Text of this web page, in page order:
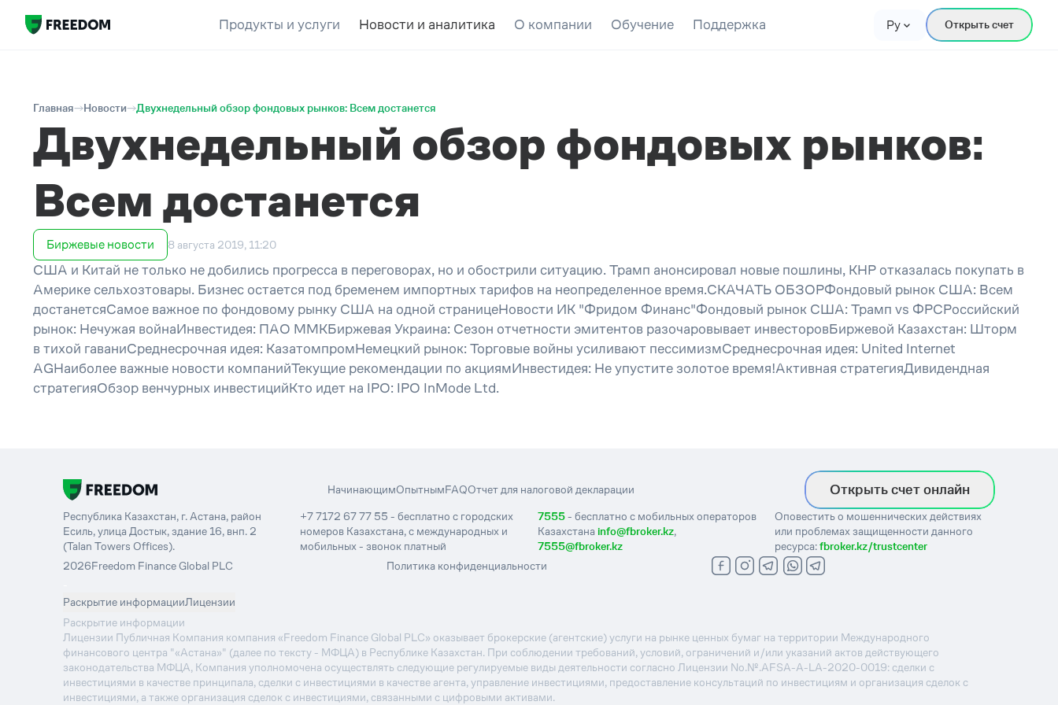
Продукты и услуги Новости и аналитика О компании Обучение Поддержка Ру Открыть счет
Главная Новости Двухнедельный обзор фондовых рынков: Всем достанется
Двухнедельный обзор фондовых рынков:
Всем достанется
Биржевые новости 8 августа 2019, 11:20
США и Китай не только не добились прогресса в переговорах, но и обострили ситуацию. Трамп анонсировал новые пошлины, КНР отказалась покупать в
Америке сельхозтовары. Бизнес остается под бременем импортных тарифов на неопределенное время.СКАЧАТЬ ОБЗОРФондовый рынок США: Всем
достанетсяСамое важное по фондовому рынку США на одной страницеНовости ИК "Фридом Финанс"Фондовый рынок США: Трамп vs ФРСРоссийский
рынок: Нечужая войнаИнвестидея: ПАО ММКБиржевая Украина: Сезон отчетности эмитентов разочаровывает инвесторовБиржевой Казахстан: Шторм
в тихой гаваниСреднесрочная идея: КазатомпромНемецкий рынок: Торговые войны усиливают пессимизмСреднесрочная идея: United Internet
AGНаиболее важные новости компанийТекущие рекомендации по акциямИнвестидея: Не упустите золотое время!Активная стратегияДивидендная
стратегияОбзор венчурных инвестицийКто идет на IPO: IPO InMode Ltd.
НачинающимОпытнымFAQОтчет для налоговой декларации Открыть счет онлайн
Республика Казахстан, г. Астана, район
Есиль, улица Достык, здание 16, внп. 2
(Talan Towers Offices).
+7 7172 67 77 55 - бесплатно с городских
номеров Казахстана, с международных и
мобильных - звонок платный
7555- бесплатно с мобильных операторов
Казахстанаinfo@fbroker.kz,
7555@fbroker.kz
Оповестить о мошеннических действиях
или проблемах защищенности данного
ресурса:fbroker.kz/trustcenter
2026Freedom Finance Global PLC
Политика конфиденциальности
Раскрытие информацииЛицензии
Раскрытие информации
Лицензии Публичная Компания компания «Freedom Finance Global PLC» оказывает брокерские (агентские) услуги на рынке ценных бумаг на территории Международного
финансового центра "«Астана»" (далее по тексту - МФЦА) в Республике Казахстан. При соблюдении требований, условий, ограничений и/или указаний актов действующего
законодательства МФЦА, Компания уполномочена осуществлять следующие регулируемые виды деятельности согласно Лицензии No.№.AFSA-A-LA-2020-0019: сделки с
инвестициями в качестве принципала, сделки с инвестициями в качестве агента, управление инвестициями, предоставление консультаций по инвестициям и организация сделок с
инвестициями, а также организация сделок с инвестициями, связанными с цифровыми активами.